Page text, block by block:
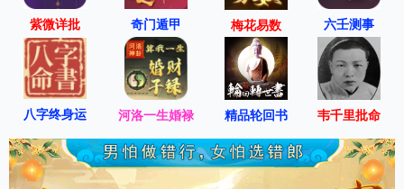
保持强劲等因素的推动。
而在两个月前，花旗曾对大热的黄金资产“泼过冷水”。彼
时，花旗分析报告称，预计黄金价格在未来几个季度内将跌
破每盎司3000美元。到2026年下半年，黄金价格甚至将回落
至每盎司约2500至2700美元水平。花旗当时认为，投资需求
减弱、全球经济增长前景改善以及美联储降息等因素都可能
导致黄金价格下滑。
紫微详批 奇门遁甲 梅花易数 六壬测事
八字终身运 河洛一生婚禄 精品轮回书 韦千里批命